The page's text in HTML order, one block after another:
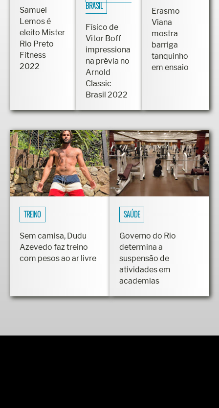
Samuel
Lemos é
eleito Mister
Rio Preto
Fitness
2022
BRASIL
Físico de
Vitor Boff
impressiona
na prévia no
Arnold
Classic
Brasil 2022
Erasmo
Viana
mostra
barriga
tanquinho
em ensaio
TREINO
Sem camisa, Dudu
Azevedo faz treino
com pesos ao ar livre
SAÚDE
Governo do Rio
determina a
suspensão de
atividades em
academias